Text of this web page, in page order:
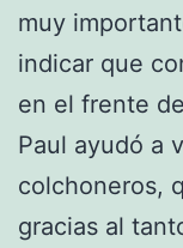
muy
indicar que
en el frente
Paul ayudó a
colchoneros,
gracias al